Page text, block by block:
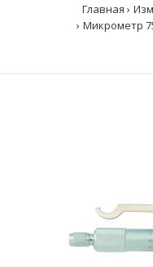
Главная
Микрометр